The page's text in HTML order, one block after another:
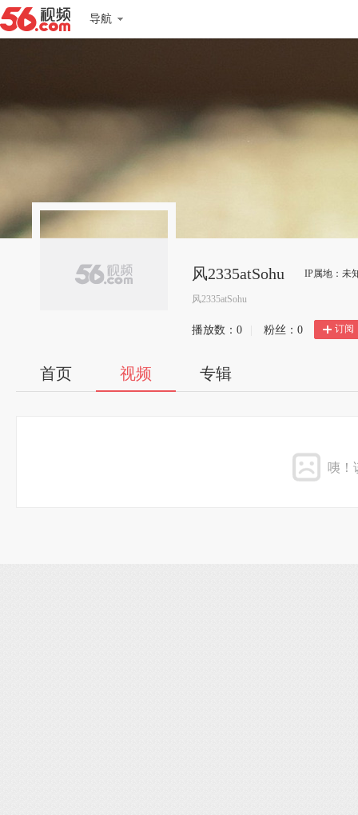
导航
风2335atSohu IP属地：未
风2335atSohu
播放数： 0 粉丝： 0 订阅
首页 视频 专辑
咦！